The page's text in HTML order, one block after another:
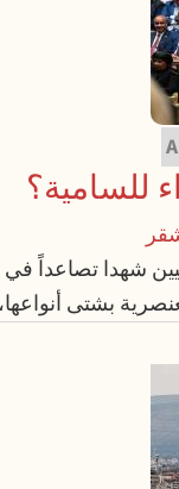
للسامية؟
شهدا تصاعداً في
بشتى